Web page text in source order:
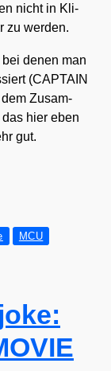
nicht in Kli­
zu wer­den.
denen man
(CAPTAIN
dem Zusam­
hier eben
gut.
MCU